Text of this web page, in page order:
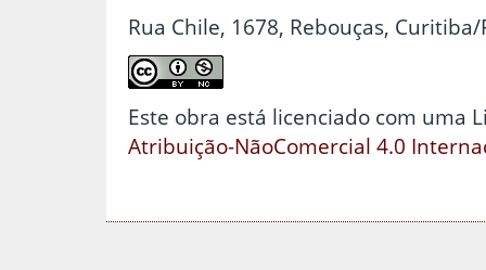
Rua Chile, 1678, Rebouças, Curitiba/
Este obra está licenciado com uma
Atribuição-NãoComercial 4.0